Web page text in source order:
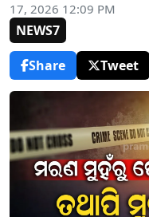
17, 2026 12:09 PM
NEWS7
Share
Tweet